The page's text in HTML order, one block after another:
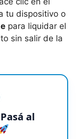
tu dispositivo o
para liquidar el
sin salir de la
al